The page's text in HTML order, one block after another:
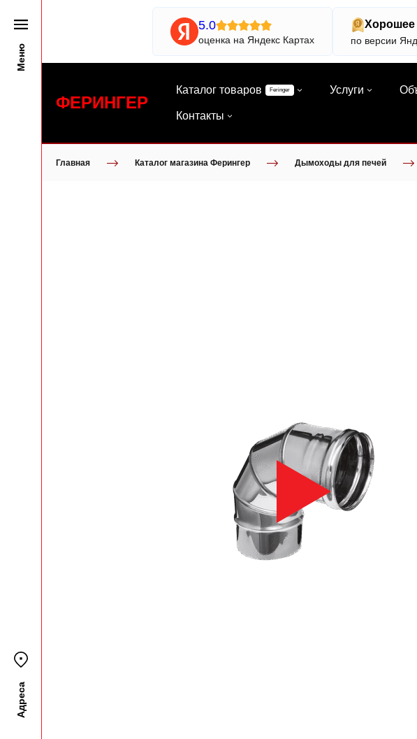
Меню
Адреса
5.0
оценка на Яндекс Картах
Хорошее
по версии
ФЕРИНГЕР
Каталог товаров Feringer Услуги
Контакты
Главная Каталог магазина Ферингер Дымоходы для печей